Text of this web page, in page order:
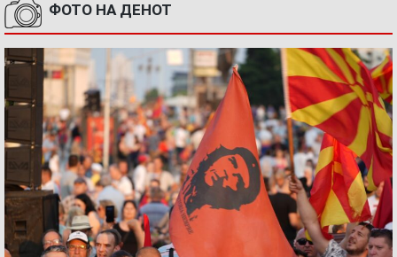
ФОТО НА ДЕНОТ